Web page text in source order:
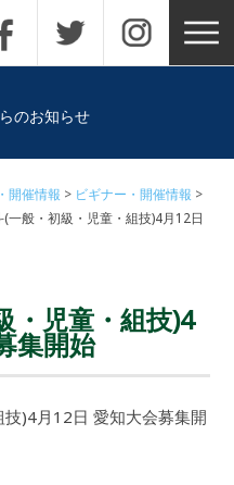
のお知らせ
開催情報
ビギナー・開催情報
(一般・初級・児童・組技)4月12日
・児童・組技)4
集開始
)4月12日 愛知大会募集開